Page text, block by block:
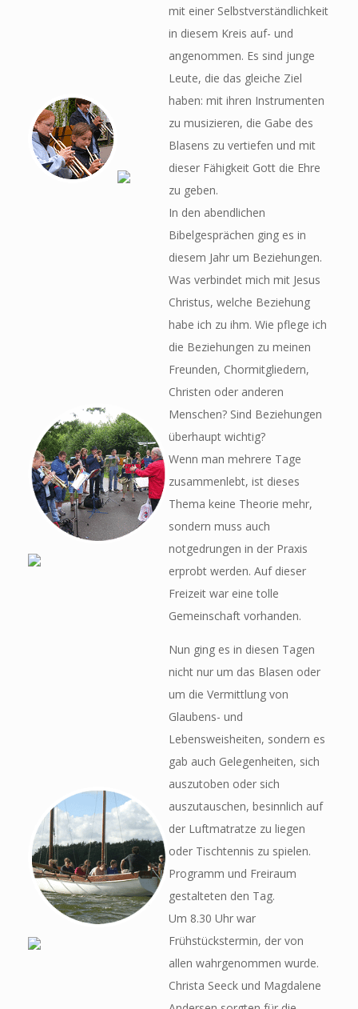
mit einer Selbstverständlichkeit
in diesem Kreis auf- und
angenommen. Es sind junge
Leute, die das gleiche Ziel
haben: mit ihren Instrumenten
zu musizieren, die Gabe des
Blasens zu vertiefen und mit
dieser Fähigkeit Gott die Ehre
zu geben.
In den abendlichen
Bibelgesprächen ging es in
diesem Jahr um Beziehungen.
Was verbindet mich mit Jesus
Christus, welche Beziehung
habe ich zu ihm. Wie pflege ich
die Beziehungen zu meinen
Freunden, Chormitgliedern,
Christen oder anderen
Menschen? Sind Beziehungen
überhaupt wichtig?
Wenn man mehrere Tage
zusammenlebt, ist dieses
Thema keine Theorie mehr,
sondern muss auch
notgedrungen in der Praxis
erprobt werden. Auf dieser
Freizeit war eine tolle
Gemeinschaft vorhanden.
Nun ging es in diesen Tagen
nicht nur um das Blasen oder
um die Vermittlung von
Glaubens- und
Lebensweisheiten, sondern es
gab auch Gelegenheiten, sich
auszutoben oder sich
auszutauschen, besinnlich auf
der Luftmatratze zu liegen
oder Tischtennis zu spielen.
Programm und Freiraum
gestalteten den Tag.
Um 8.30 Uhr war
Frühstückstermin, der von
allen wahrgenommen wurde.
Christa Seeck und Magdalene